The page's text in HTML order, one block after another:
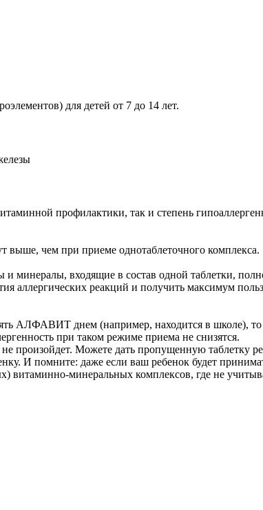
для детей от 7 до 14 лет.
профилактики, так и степень
выше, чем при приеме однотаблеточного комплекса.
входящие в состав одной таблетки,
аллергических реакций и получить максимум
АЛФАВИТ днем (например, находится в школе),
при таком режиме приема не снизятся.
Можете дать пропущенную таблетку
И помните: даже если ваш ребенок будет
витаминно-минеральных комплексов, где не